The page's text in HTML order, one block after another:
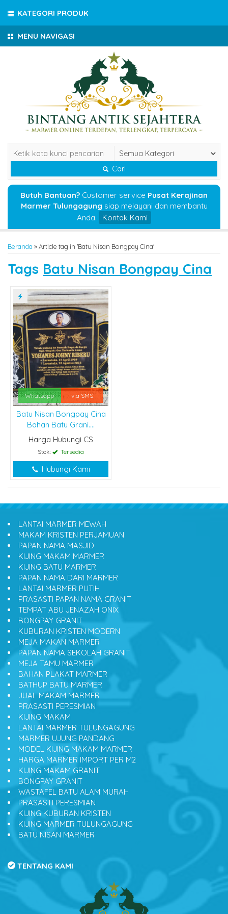
MENU NAVIGASI
Cari
Butuh Bantuan? Customer service Pusat Kerajinan
Marmer Tulungagung siap melayani dan membantu
Anda.
Kontak Kami
Beranda »Article tag in 'Batu Nisan Bongpay Cina'
Tags Batu Nisan Bongpay Cina
Whatsapp via SMS
Batu Nisan Bongpay Cina
Bahan Batu Grani....
Harga Hubungi CS
Stok: Tersedia
Hubungi Kami
KATEGORI PRODUK
LANTAI MARMER MEWAH
MAKAM KRISTEN PERJAMUAN
PAPAN NAMA MASJID
KIJING MAKAM MARMER
KIJING BATU MARMER
PAPAN NAMA DARI MARMER
LANTAI MARMER PUTIH
PRASASTI PAPAN NAMA GRANIT
TEMPAT ABU JENAZAH ONIX
BONGPAY GRANIT
KUBURAN KRISTEN MODERN
MEJA MAKAN MARMER
PAPAN NAMA SEKOLAH GRANIT
MEJA TAMU MARMER
BAHAN PLAKAT MARMER
BATHUP BATU MARMER
JUAL MAKAM MARMER
PRASASTI PERESMIAN
KIJING MAKAM
LANTAI MARMER TULUNGAGUNG
MARMER UJUNG PANDANG
MODEL KIJING MAKAM MARMER
HARGA MARMER IMPORT PER M2
KIJING MAKAM GRANIT
BONGPAY GRANIT
WASTAFEL BATU ALAM MURAH
PRASASTI PERESMIAN
KIJING KUBURAN KRISTEN
KIJING MARMER TULUNGAGUNG
BATU NISAN MARMER
TENTANG KAMI